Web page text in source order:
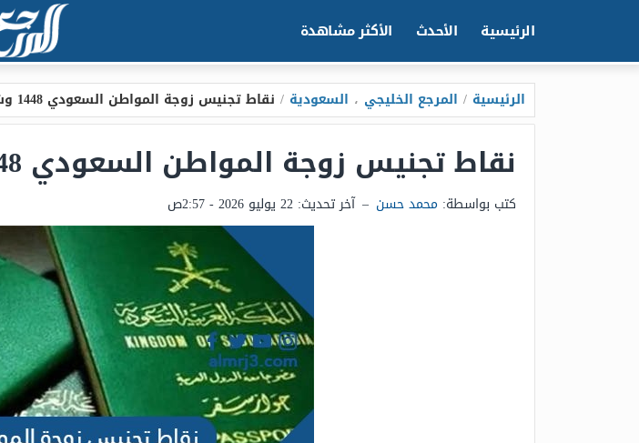
الرئيسية الأحدث الأكثر مشاهدة
الرئيسية / المرجع الخليجي ، السعودية / نقاط تجنيس زوجة المواطن السعودي 1448 وشروط التجنيس الجديدة
نقاط تجنيس زوجة المواطن السعودي 1448 وشروط التجنيس الجديدة
كتب بواسطة: محمد حسن – آخر تحديث: 22 يوليو 2026 - 2:57ص